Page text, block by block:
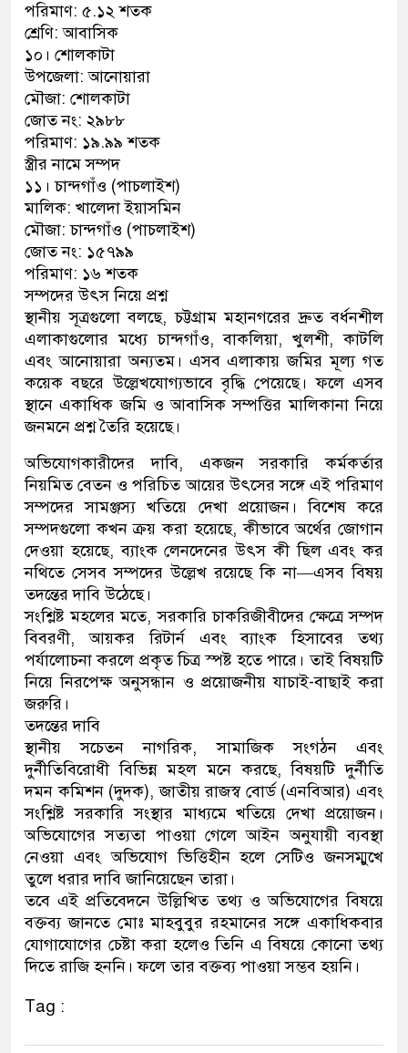
পরিমাণ: ৫.১২ শতক
শ্রেণি: আবাসিক
১০। শোলকাটা
উপজেলা: আনোয়ারা
মৌজা: শোলকাটা
জোত নং: ২৯৮৮
পরিমাণ: ১৯.৯৯ শতক
স্ত্রীর নামে সম্পদ
১১। চান্দগাঁও (পাচলাইশ)
মালিক: খালেদা ইয়াসমিন
মৌজা: চান্দগাঁও (পাচলাইশ)
জোত নং: ১৫৭৯৯
পরিমাণ: ১৬ শতক
সম্পদের উৎস নিয়ে প্রশ্ন
স্থানীয় সূত্রগুলো বলছে, চট্টগ্রাম মহানগরের দ্রুত বর্ধনশীল
এলাকাগুলোর মধ্যে চান্দগাঁও, বাকলিয়া, খুলশী, কাটলি
এবং আনোয়ারা অন্যতম। এসব এলাকায় জমির মূল্য গত
কয়েক বছরে উল্লেখযোগ্যভাবে বৃদ্ধি পেয়েছে। ফলে এসব
স্থানে একাধিক জমি ও আবাসিক সম্পত্তির মালিকানা নিয়ে
জনমনে প্রশ্ন তৈরি হয়েছে।
অভিযোগকারীদের দাবি, একজন সরকারি কর্মকর্তার
নিয়মিত বেতন ও পরিচিত আয়ের উৎসের সঙ্গে এই পরিমাণ
সম্পদের সামঞ্জস্য খতিয়ে দেখা প্রয়োজন। বিশেষ করে
সম্পদগুলো কখন ক্রয় করা হয়েছে, কীভাবে অর্থের জোগান
দেওয়া হয়েছে, ব্যাংক লেনদেনের উৎস কী ছিল এবং কর
নথিতে সেসব সম্পদের উল্লেখ রয়েছে কি না—এসব বিষয়
তদন্তের দাবি উঠেছে।
সংশ্লিষ্ট মহলের মতে, সরকারি চাকরিজীবীদের ক্ষেত্রে সম্পদ
বিবরণী, আয়কর রিটার্ন এবং ব্যাংক হিসাবের তথ্য
পর্যালোচনা করলে প্রকৃত চিত্র স্পষ্ট হতে পারে। তাই বিষয়টি
নিয়ে নিরপেক্ষ অনুসন্ধান ও প্রয়োজনীয় যাচাই-বাছাই করা
জরুরি।
তদন্তের দাবি
স্থানীয় সচেতন নাগরিক, সামাজিক সংগঠন এবং
দুর্নীতিবিরোধী বিভিন্ন মহল মনে করছে, বিষয়টি দুর্নীতি
দমন কমিশন (দুদক), জাতীয় রাজস্ব বোর্ড (এনবিআর) এবং
সংশ্লিষ্ট সরকারি সংস্থার মাধ্যমে খতিয়ে দেখা প্রয়োজন।
অভিযোগের সত্যতা পাওয়া গেলে আইন অনুযায়ী ব্যবস্থা
নেওয়া এবং অভিযোগ ভিত্তিহীন হলে সেটিও জনসম্মুখে
তুলে ধরার দাবি জানিয়েছেন তারা।
তবে এই প্রতিবেদনে উল্লিখিত তথ্য ও অভিযোগের বিষয়ে
বক্তব্য জানতে মোঃ মাহবুবুর রহমানের সঙ্গে একাধিকবার
যোগাযোগের চেষ্টা করা হলেও তিনি এ বিষয়ে কোনো তথ্য
দিতে রাজি হননি। ফলে তার বক্তব্য পাওয়া সম্ভব হয়নি।
Tag :